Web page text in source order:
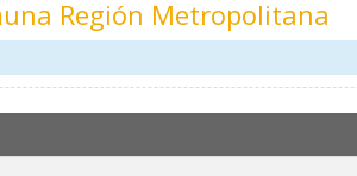
Región Metropolitana